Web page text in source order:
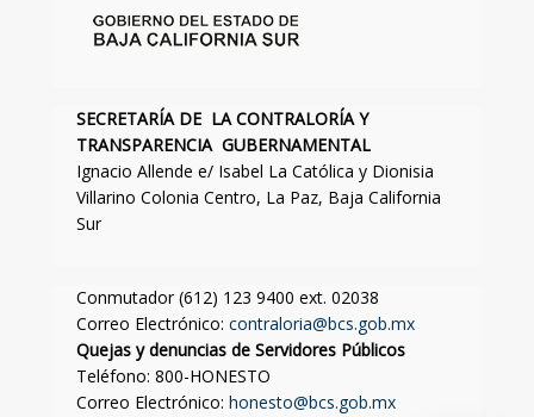
SECRETARÍA DE LA CONTRALORÍA Y
TRANSPARENCIA GUBERNAMENTAL
Ignacio Allende e/ Isabel La Católica y Dionisia
Villarino Colonia Centro, La Paz, Baja California
Sur
Conmutador (612) 123 9400 ext. 02038
Correo Electrónico: contraloria@bcs.gob.mx
Quejas y denuncias de Servidores Públicos
Teléfono: 800-HONESTO
Correo Electrónico: honesto@bcs.gob.mx